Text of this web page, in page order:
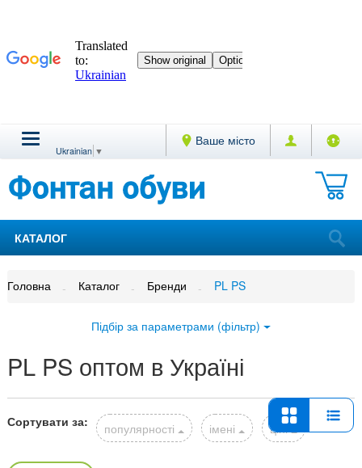
Ваше місто
Ukrainian ▼
КАТАЛОГ
Головна Каталог Бренди PL PS
Підбір за параметрами (фільтр)
PL PS оптом в Україні
Сортувати за: популярності імені ціні